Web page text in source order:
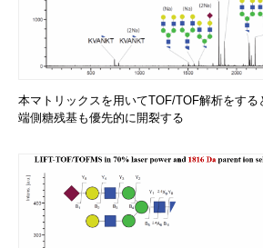
本マトリックスを用いてTOF/TOF解析をす
端側糖残基も優先的に開裂する